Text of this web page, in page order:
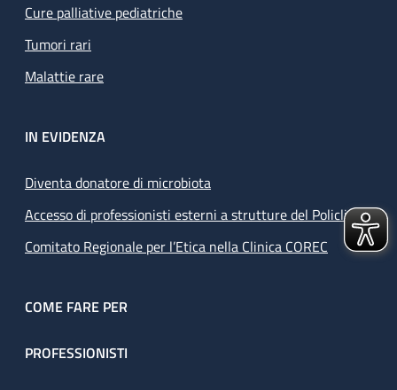
Cure palliative pediatriche
Tumori rari
Malattie rare
IN EVIDENZA
Diventa donatore di microbiota
Accesso di professionisti esterni a strutture del Policlinico
Comitato Regionale per l’Etica nella Clinica COREC
COME FARE PER
PROFESSIONISTI